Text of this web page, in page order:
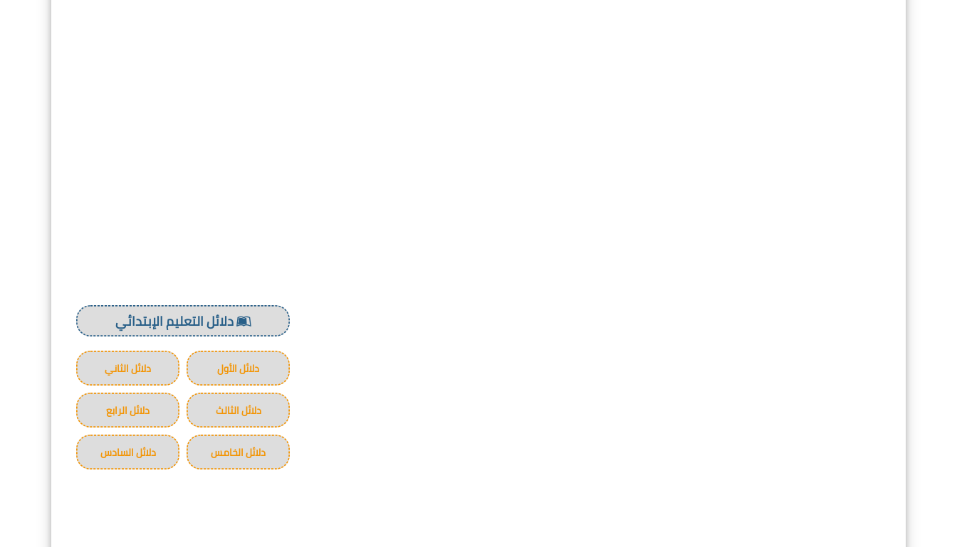
دلائل التعليم الإبتدائي
دلائل الأول دلائل الثاني
دلائل الثالث دلائل الرابع
دلائل الخامس دلائل السادس